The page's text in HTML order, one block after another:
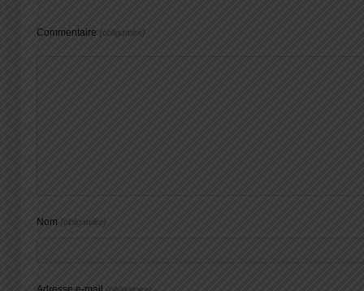
Commentaire (obligatoire)
Nom (obligatoire)
(obligatoire)